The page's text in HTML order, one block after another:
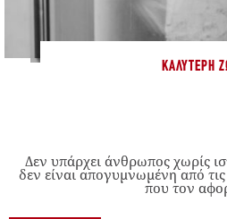
ΚΑΛΎΤΕΡΗ
Δεν υπάρχει άνθρωπος χωρίς
δεν είναι απογυμνωμένη από
που τον